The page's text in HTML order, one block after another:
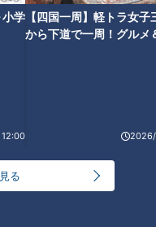
小学【四国一周】軽トラ女子
から下道で一周！グルメ
るも設置されていて、絶
体望遠鏡や、ボードゲー